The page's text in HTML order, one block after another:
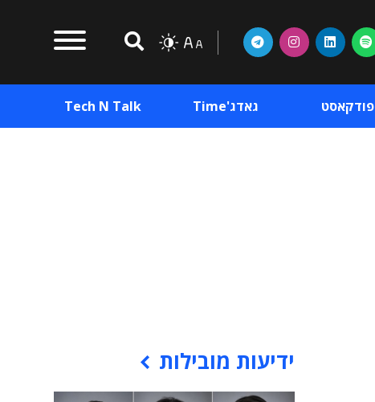
פודקאסט גאדג'Time Tech N Talk
ידיעות מובילות